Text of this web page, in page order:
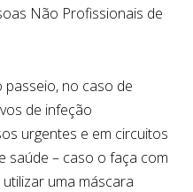
Não Profissionais de
no caso de
de infeção
urgentes e em circuitos
saúde – caso o faça com
uma máscara